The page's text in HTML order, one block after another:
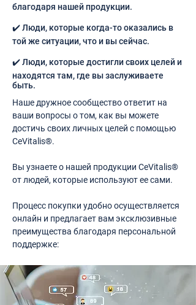
благодаря нашей продукции.
✔️ Люди, которые когда-то оказались в
той же ситуации, что и вы сейчас.
✔️ Люди, которые достигли своих целей и
находятся там, где вы заслуживаете
быть.
Наше дружное сообщество ответит на
ваши вопросы о том, как вы можете
достичь своих личных целей с помощью
CeVitalis®.
Вы узнаете о нашей продукции CeVitalis®
от людей, которые используют ее сами.
Процесс покупки удобно осуществляется
онлайн и предлагает вам эксклюзивные
преимущества благодаря персональной
поддержке: